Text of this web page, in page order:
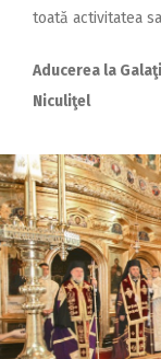
toată activitatea
Aducerea la
Niculiţel